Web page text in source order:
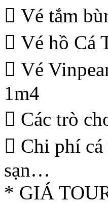
 Vé tắm
 Vé hồ Cá
 Vé
1m4
 Các trò
 Chi phí
sạn…
* GIÁ